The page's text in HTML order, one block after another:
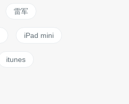
雷军
iPad mini
itunes